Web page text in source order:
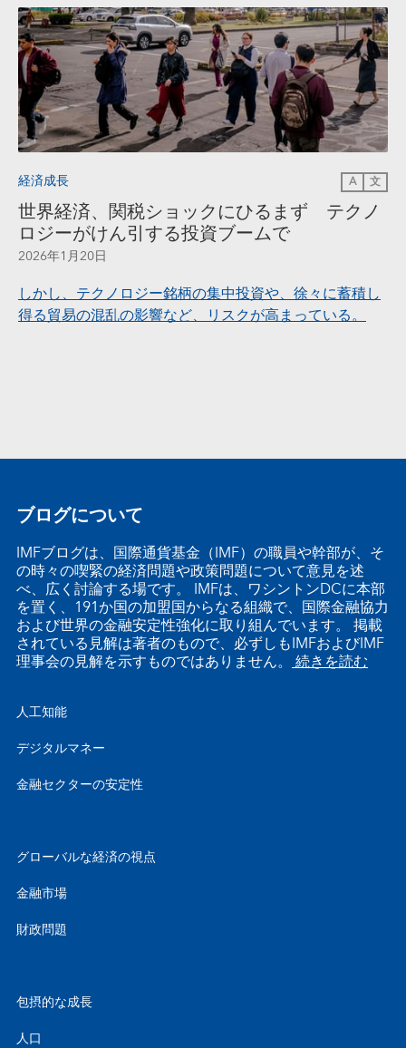
経済成長 A 文
世界経済、関税ショックにひるまず テクノ
ロジーがけん引する投資ブームで
2026年1月20日
しかし、テクノロジー銘柄の集中投資や、徐々に蓄積し
得る貿易の混乱の影響など、リスクが高まっている。
ブログについて
IMFブログは、国際通貨基金（IMF）の職員や幹部が、そ
の時々の喫緊の経済問題や政策問題について意見を述
べ、広く討論する場です。 IMFは、ワシントンDCに本部
を置く、191か国の加盟国からなる組織で、国際金融協力
および世界の金融安定性強化に取り組んでいます。 掲載
されている見解は著者のもので、必ずしもIMFおよびIMF
理事会の見解を示すものではありません。 続きを読む
人工知能
デジタルマネー
金融セクターの安定性
グローバルな経済の視点
金融市場
財政問題
包摂的な成長
人口